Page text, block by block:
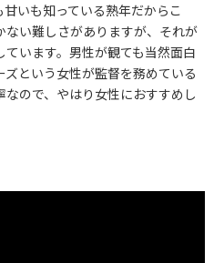
いも知っている熟年だからこ
い難しさがありますが、それが
います。男性が観ても当然面白
という女性が監督を務めている
ので、やはり女性におすすめし